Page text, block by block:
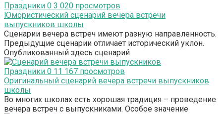
Праздники 0 3 020 просмотров
Юмористический сценарий вечера встречи
выпускников школы
Сценарии вечера встреч имеют разную направленность.
Предыдущие сценарии отличает исторический уклон.
Опубликованный здесь сценарий
Праздники 0 11 167 просмотров
Оригинальный сценарий вечера встречи выпускников
школы
Во многих школах есть хорошая традиция – проведение
вечера встреч с выпускниками. Особое значение